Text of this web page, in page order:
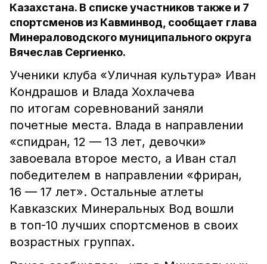
Казахстана. В списке участников также и 7
спортсменов из Кавминвод, сообщает глава
Минераловодского муниципального округа
Вячеслав Сергиенко.
Ученики клуба «Уличная культура» Иван
Кондрашов и Влада Хохлачева
по итогам соревнований заняли
почетные места. Влада в направлении
«спидран, 12 — 13 лет, девочки»
завоевала второе место, а Иван стал
победителем в направлении «фриран,
16 — 17 лет». Остальные атлеты
Кавказских Минеральных Вод вошли
в топ-10 лучших спортсменов в своих
возрастных группах.